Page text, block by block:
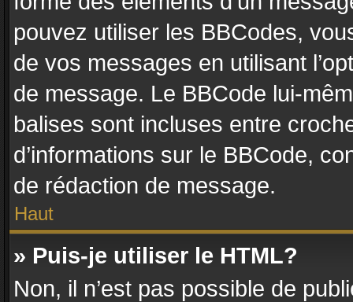
pouvez utiliser les BBCodes,
de vos messages en utilisant
de message. Le BBCode lui-
balises sont incluses entre
d’informations sur le BBCode,
de rédaction de message.
Haut
» Puis-je utiliser le HTML?
Non, il n’est pas possible de